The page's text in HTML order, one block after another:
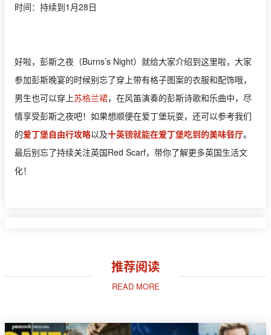
时间：持续到1月28日
好啦，彭斯之夜（Burns’s Night）就给大家介绍到这里啦，大家
参加彭斯晚宴的时候别忘了穿上带有格子图案的衣服和配饰哦，
男生也可以穿上苏格兰裙，在风笛演奏的彭斯诗歌和乐曲中，尽
情享受彭斯之夜吧！如果想顺便在爱丁堡玩耍，还可以参考我们
的爱丁堡自由行攻略以及十英镑就能在爱丁堡吃到的美味餐厅。
最后别忘了持续关注英国Red Scarf，带你了解更多英国生活文
化！
推荐阅读
READ MORE